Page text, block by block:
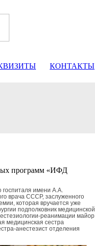
КОНТАКТЫ
программ «ИФД
госпиталя имени А.А.
врача СССР, заслуженного
которая вручается уже
подполковник медицинской
реанимации майор
медицинская сестра
анестезист отделения